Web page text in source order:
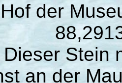
der
m
Stein
an der